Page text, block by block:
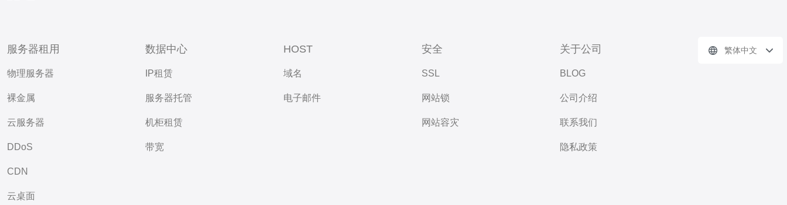
服务器租用
物理服务器
裸金属
云服务器
DDoS
CDN
云桌面
数据中心
IP租赁
服务器托管
机柜租赁
带宽
HOST
域名
电子邮件
安全
SSL
网站锁
网站容灾
关于公司
BLOG
公司介绍
联系我们
隐私政策
繁体中文